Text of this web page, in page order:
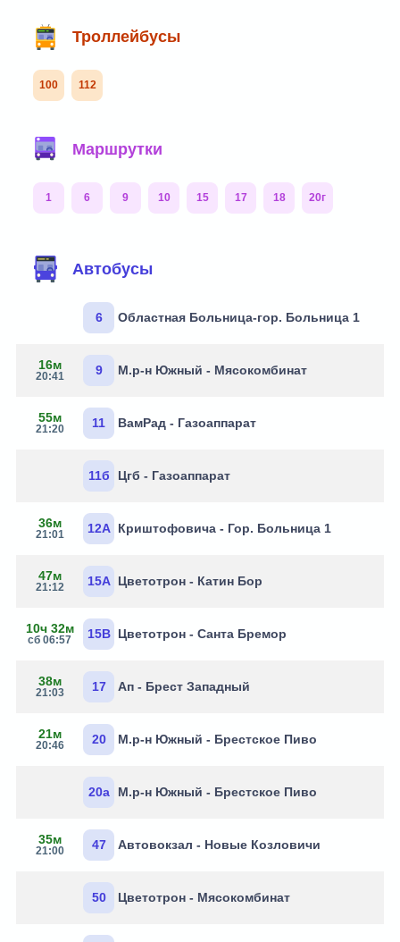
Троллейбусы
100 112
Маршрутки
1 6 9 10 15 17 18 20г
Автобусы
6 Областная Больница-гор. Больница 1
16м
20:41 9 М.р-н Южный - Мясокомбинат
55м
21:20 11 ВамРад - Газоаппарат
11б Цгб - Газоаппарат
36м
21:01 12А Криштофовича - Гор. Больница 1
47м
21:12 15А Цветотрон - Катин Бор
10ч 32м
сб 06:57 15В Цветотрон - Санта Бремор
38м
21:03 17 Ап - Брест Западный
21м
20:46 20 М.р-н Южный - Брестское Пиво
20а М.р-н Южный - Брестское Пиво
35м
21:00 47 Автовокзал - Новые Козловичи
50 Цветотрон - Мясокомбинат